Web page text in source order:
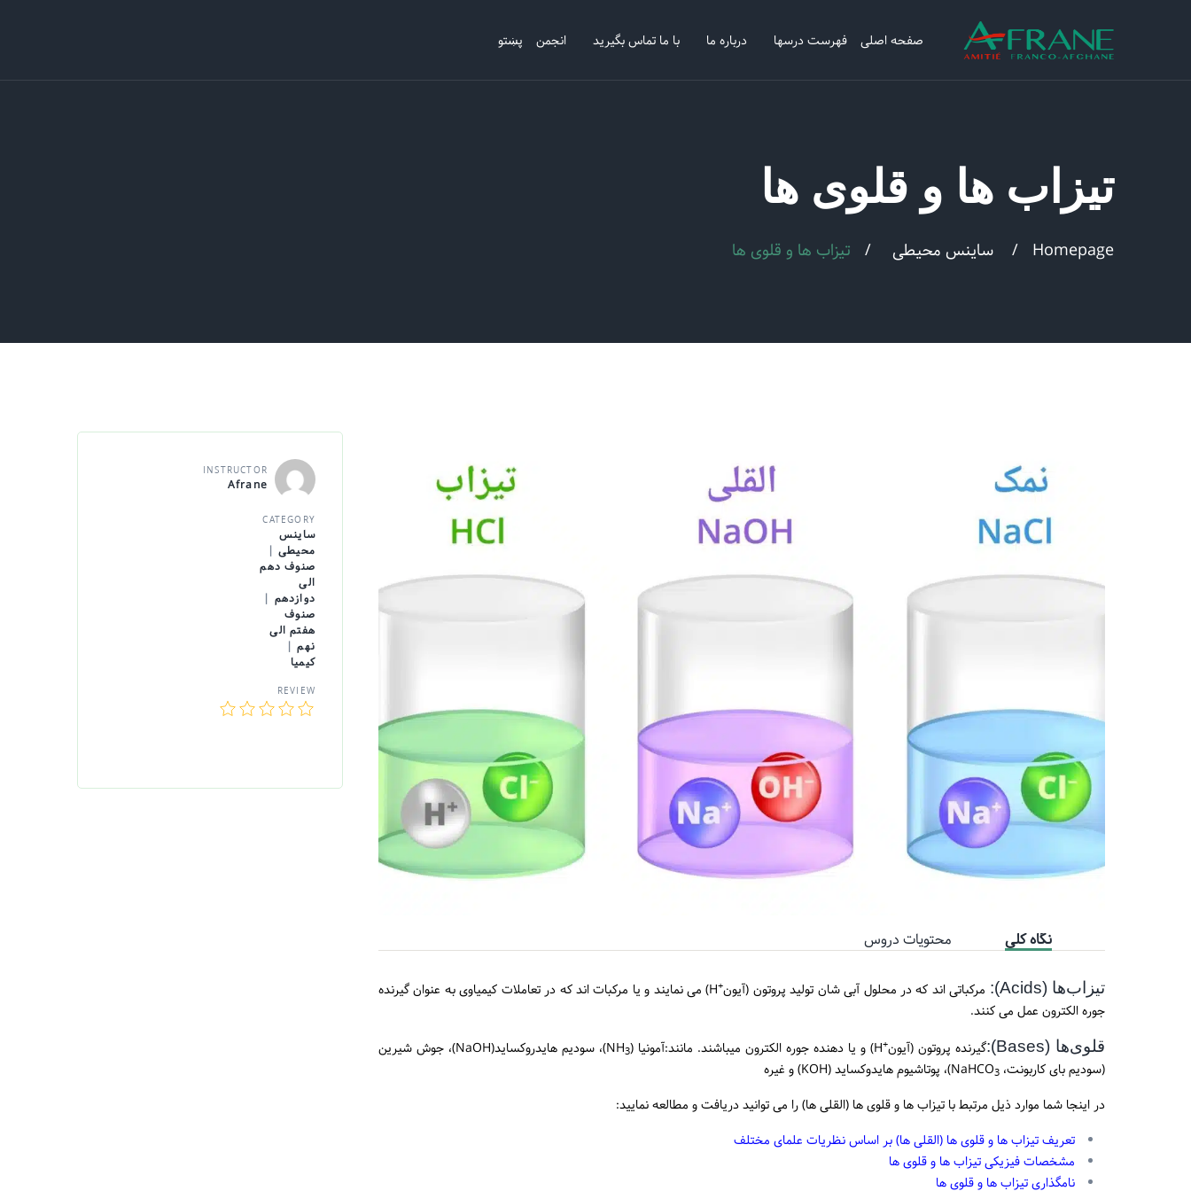
صفحه اصلی فهرست درسها درباره ما با ما تماس بگیرید انجمن پښتو
تیزاب ها و قلوی ها
Homepage ساینس محیطی تیزاب ها و قلوی ها
نگاه کلی محتویات دروس
تیزاب‌ها (Acids): مرکباتی اند که در محلول آبی شان تولید پروتون (آیون+
H) می نمایند و یا مرکبات اند که در تعاملات کیمیاوی به عنوان گیرنده
جوره الکترون عمل می کنند.
قلوی‌ها (Bases): گیرنده پروتون (آیون+H) و یا دهنده جوره الکترون میباشند. مانند:آمونیا (NH 3
)، سودیم هایدروکساید(NaOH)، جوش شیرین
(سودیم بای کاربونت، NaHCO 3
)، پوتاشیوم هایدوکساید (KOH) و غیره
در اینجا شما موارد ذیل مرتبط با تیزاب ها و قلوی ها (القلی ها) را می توانید دریافت و مطالعه نمایید:
تعریف تیزاب ها و قلوی ها (القلی ها) بر اساس نظریات علمای مختلف
مشخصات فیزیکی تیزاب ها و قلوی ها
نامگذاری تیزاب ها و قلوی ها
INSTRUCTOR
Afrane
CATEGORY
ساینس
محیطی |
صنوف دهم
الی
دوازدهم |
صنوف
هفتم الی
نهم |
کیمیا
REVIEW